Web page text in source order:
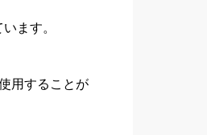
ます。
用することが